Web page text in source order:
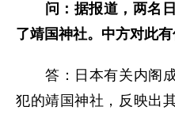
问：据报道，两名
了靖国神社。中方对此有
答：日本有关内阁成
犯的靖国神社，反映出